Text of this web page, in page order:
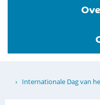
Internationale Dag van